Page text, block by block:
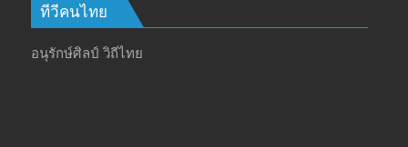
ทีวีคนไทย
อนุรักษ์ศิลป์ วิถีไทย